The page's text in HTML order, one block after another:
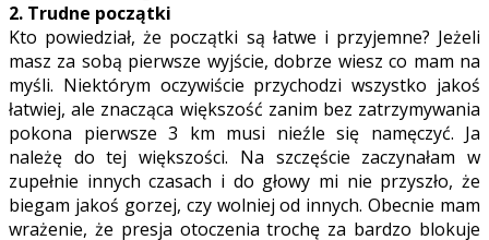
2. Trudne początki
Kto powiedział, że początki są łatwe i przyjemne? Jeżeli
masz za sobą pierwsze wyjście, dobrze wiesz co mam na
myśli. Niektórym oczywiście przychodzi wszystko jakoś
łatwiej, ale znacząca większość zanim bez zatrzymywania
pokona pierwsze 3 km musi nieźle się namęczyć. Ja
należę do tej większości. Na szczęście zaczynałam w
zupełnie innych czasach i do głowy mi nie przyszło, że
biegam jakoś gorzej, czy wolniej od innych. Obecnie mam
wrażenie, że presja otoczenia trochę za bardzo blokuje